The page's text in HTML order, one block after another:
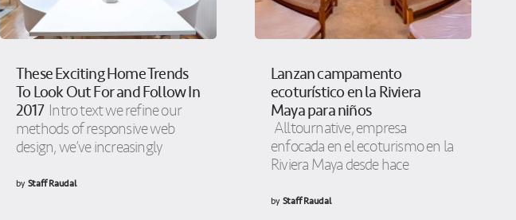
These Exciting Home Trends
To Look Out For and Follow In
2017 Intro text we refine our
methods of responsive web
design, we’ve increasingly
byStaff Raudal
Lanzan campamento
ecoturístico en la Riviera
Maya para niños
Alltournative, empresa
enfocada en el ecoturismo en la
Riviera Maya desde hace
byStaff Raudal